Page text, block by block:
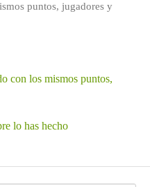
puntos, jugadores y
con los mismos puntos,
lo has hecho